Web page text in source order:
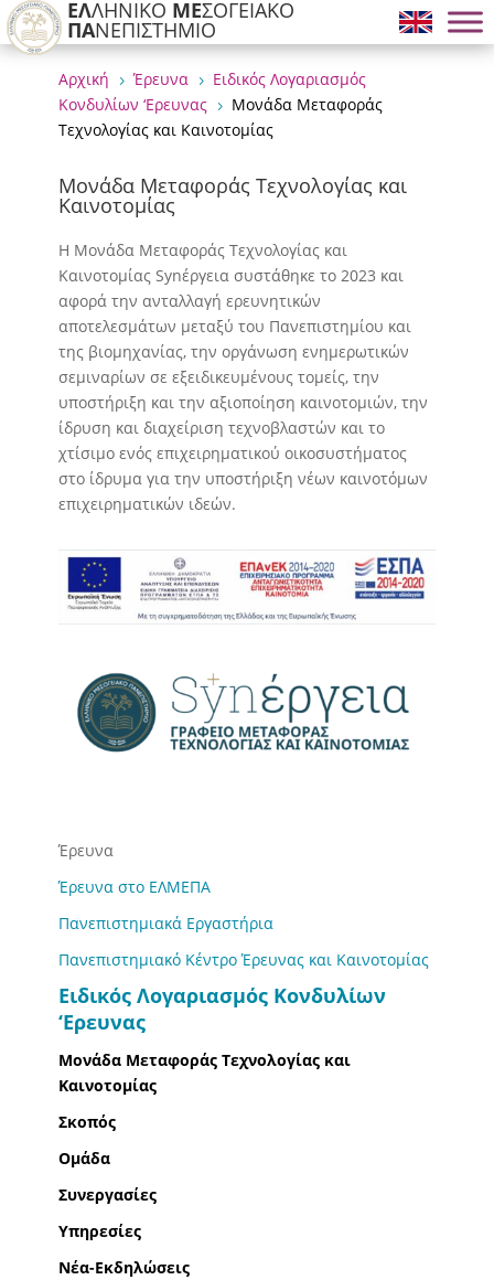
ΕΛΛΗΝΙΚΟ ΜΕΣΟΓΕΙΑΚΟ
ΠΑΝΕΠΙΣΤΗΜΙΟ
Αρχική 5 Έρευνα 5
Ειδικός Λογαριασμός
Κονδυλίων ‘Ερευνας
5
Μονάδα Μεταφοράς
Τεχνολογίας και Καινοτομίας
Μονάδα Μεταφοράς Τεχνολογίας και
Καινοτομίας
Η Μονάδα Μεταφοράς Τεχνολογίας και
Καινοτομίας Synέργεια συστάθηκε το 2023 και
αφορά την ανταλλαγή ερευνητικών
αποτελεσμάτων μεταξύ του Πανεπιστημίου και
της βιομηχανίας, την οργάνωση ενημερωτικών
σεμιναρίων σε εξειδικευμένους τομείς, την
υποστήριξη και την αξιοποίηση καινοτομιών, την
ίδρυση και διαχείριση τεχνοβλαστών και το
χτίσιμο ενός επιχειρηματικού οικοσυστήματος
στο ίδρυμα για την υποστήριξη νέων καινοτόμων
επιχειρηματικών ιδεών.
Έρευνα
Έρευνα στο ΕΛΜΕΠΑ
Πανεπιστημιακά Εργαστήρια
Πανεπιστημιακό Κέντρο Έρευνας και Καινοτομίας
Ειδικός Λογαριασμός Κονδυλίων
‘Ερευνας
Μονάδα Μεταφοράς Τεχνολογίας και
Καινοτομίας
Σκοπός
Ομάδα
Συνεργασίες
Υπηρεσίες
Νέα-Εκδηλώσεις